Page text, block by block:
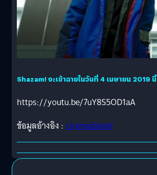
Shazam! จะเข้าฉายในวันที่ 4 เมษายน 2019 นี้
https://youtu.be/7uY8S5OD1aA
ข้อมูลอ้างอิง : cinemablend